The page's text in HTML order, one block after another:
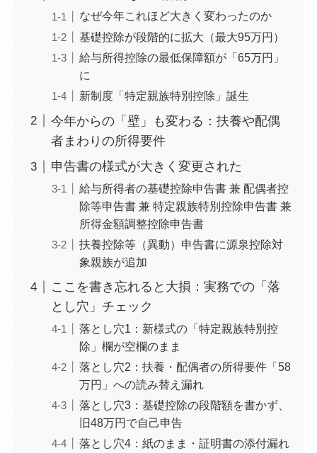
なぜ今年これほど大きく変わったのか
基礎控除が段階的に拡大（最大95万円）
給与所得控除の最低保障額が「65万円」
に
新制度「特定親族特別控除」誕生
今年からの「壁」も変わる：扶養や配偶
者まわりの所得要件
申告書の様式が大きく変更された
給与所得者の基礎控除申告書 兼 配偶者控
除等申告書 兼 特定親族特別控除申告書 兼
所得金額調整控除申告書
扶養控除等（異動）申告書に源泉控除対
象親族が追加
ここを書き忘れると大損：実務での「落
とし穴」チェック
落とし穴1：新様式の「特定親族特別控
除」欄が空欄のまま
落とし穴2：扶養・配偶者の所得要件「58
万円」への読み替え漏れ
落とし穴3：基礎控除の段階額を書かず、
旧48万円で自己申告
落とし穴4：紙のまま・証明書の添付漏れ